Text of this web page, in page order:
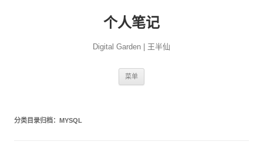
个人笔记
Digital Garden | 王半仙
菜单
分类目录归档： MYSQL